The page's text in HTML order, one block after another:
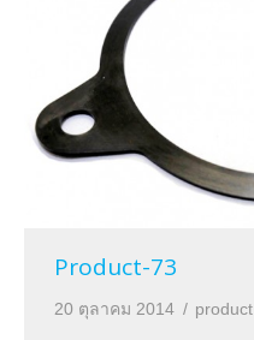
Product-73
20 ตุลาคม 2014 product